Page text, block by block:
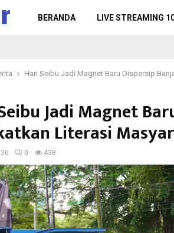
BERANDA LIVE STREAMING
Hari Seibu Jadi Magnet Baru Dispersip
Jadi Magnet
Literasi
0 438